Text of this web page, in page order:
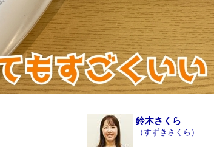
鈴木さくら
（すずきさくら）